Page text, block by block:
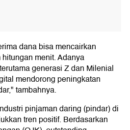
dana bisa mencairkan
menit. Adanya
generasi Z dan Milenial
mendorong peningkatan
tambahnya.
pinjaman daring (pindar) di
tren positif. Berdasarkan